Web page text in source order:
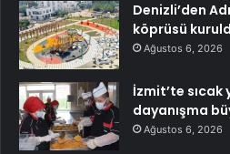
Denizli’den
köprüsü
Ağustos 6, 2026
İzmit’te
dayanışma
Ağustos 6, 2026